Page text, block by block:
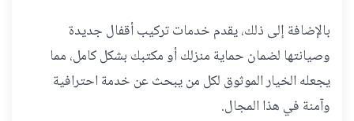
بالإضافة إلى ذلك، يقدم خدمات تركيب أقفال جديدة
وصيانتها لضمان حماية منزلك أو مكتبك بشكل كامل، مما
يجعله الخيار الموثوق لكل من يبحث عن خدمة احترافية
وآمنة في هذا المجال.